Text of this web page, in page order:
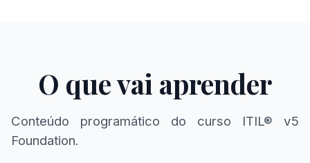
O que vai aprender
Conteúdo programático do curso ITIL® v5
Foundation.